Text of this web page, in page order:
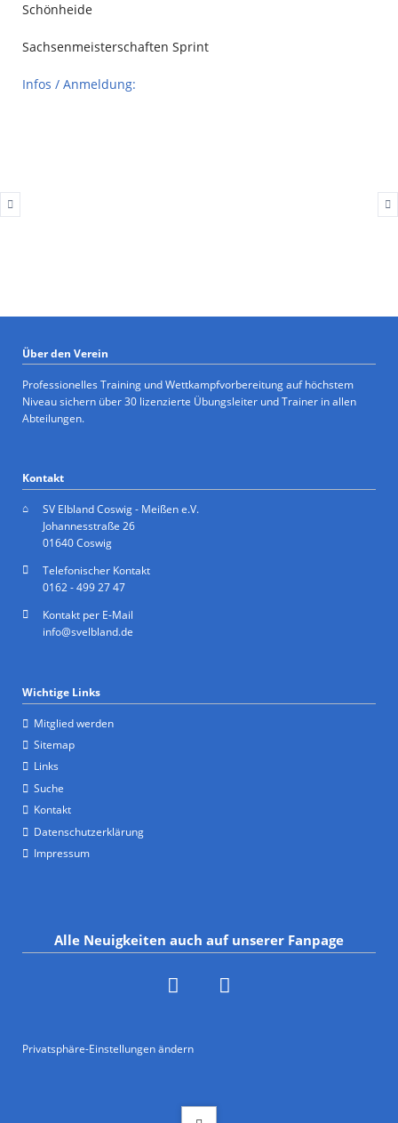
Schönheide
Sachsenmeisterschaften Sprint
Infos / Anmeldung:
Über den Verein
Professionelles Training und Wettkampfvorbereitung auf höchstem
Niveau sichern über 30 lizenzierte Übungsleiter und Trainer in allen
Abteilungen.
Kontakt
SV Elbland Coswig - Meißen e.V.
Johannesstraße 26
01640 Coswig
Telefonischer Kontakt
0162 - 499 27 47
Kontakt per E-Mail
info@svelbland.de
Wichtige Links
Mitglied werden
Sitemap
Links
Suche
Kontakt
Datenschutzerklärung
Impressum
Alle Neuigkeiten auch auf unserer Fanpage
Privatsphäre-Einstellungen ändern